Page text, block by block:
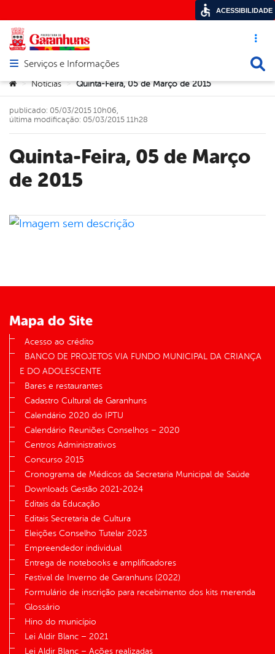
Acesso
Abrir menu principal de navegação
Serviços e Informações
Você está aqui:
> Notícias > Quinta-Feira, 05 de Março de 2015
Quinta-Feira, 05 de Março
de 2015
publicado: 05/03/2015 10h06,
última modificação: 05/03/2015 11h28
Mapa do Site
Acesso ao crédito
BANCO DE PROJETOS VIA FUNDO MUNICIPAL DA CRIANÇA
E DO ADOLESCENTE
Bares e restaurantes
Cadastro Cultural de Garanhuns
Calendário 2020 do IPTU
Calendário Reuniões Conselhos – 2020
Centros Administrativos
Concurso 2015
Cronograma de Médicos da Secretaria Municipal de Saúde
Downloads Gestão 2021-2024
Editais da Educação
Editais Secretaria de Cultura
Eleições Conselho Tutelar 2023
Empreendedor individual
Entrega de notebooks e amplificadores
Festival de Inverno de Garanhuns (2022)
Formulário de inscrição para recebimento dos kits merenda
Glossário
Hino do município
Lei Aldir Blanc – 2021
Lei Aldir Blanc – Ações realizadas
ACESSIBILIDADE